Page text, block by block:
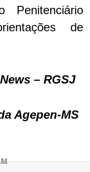
Penitenciário
de
– RGSJ
Agepen-MS